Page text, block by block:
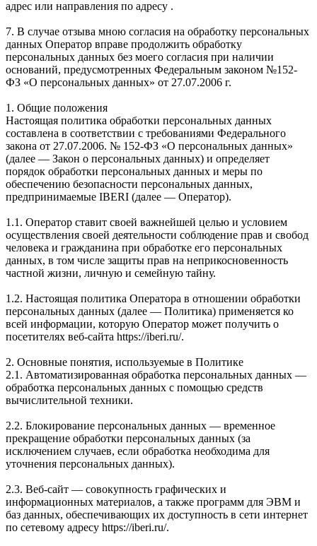
адрес или направления по адресу .
7. В случае отзыва мною согласия на обработку персональных
данных Оператор вправе продолжить обработку
персональных данных без моего согласия при наличии
оснований, предусмотренных Федеральным законом №152-
ФЗ «О персональных данных» от 27.07.2006 г.
1. Общие положения
Настоящая политика обработки персональных данных
составлена в соответствии с требованиями Федерального
закона от 27.07.2006. № 152-ФЗ «О персональных данных»
(далее — Закон о персональных данных) и определяет
порядок обработки персональных данных и меры по
обеспечению безопасности персональных данных,
предпринимаемые IBERI (далее — Оператор).
1.1. Оператор ставит своей важнейшей целью и условием
осуществления своей деятельности соблюдение прав и свобод
человека и гражданина при обработке его персональных
данных, в том числе защиты прав на неприкосновенность
частной жизни, личную и семейную тайну.
1.2. Настоящая политика Оператора в отношении обработки
персональных данных (далее — Политика) применяется ко
всей информации, которую Оператор может получить о
посетителях веб-сайта https://iberi.ru/.
2. Основные понятия, используемые в Политике
2.1. Автоматизированная обработка персональных данных —
обработка персональных данных с помощью средств
вычислительной техники.
2.2. Блокирование персональных данных — временное
прекращение обработки персональных данных (за
исключением случаев, если обработка необходима для
уточнения персональных данных).
2.3. Веб-сайт — совокупность графических и
информационных материалов, а также программ для ЭВМ и
баз данных, обеспечивающих их доступность в сети интернет
по сетевому адресу https://iberi.ru/.